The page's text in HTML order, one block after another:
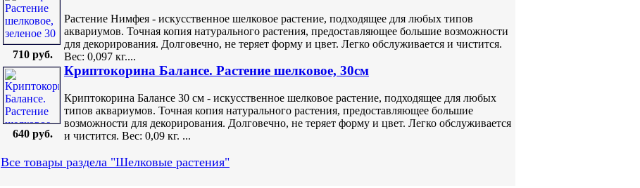
710 руб.
Растение Нимфея - искусственное шелковое растение, подходящее для любых типов
аквариумов. Точная копия натурального растения, предоставляющее большие возможности
для декорирования. Долговечно, не теряет форму и цвет. Легко обслуживается и чистится.
Вес: 0,097 кг....
640 руб.
Криптокорина Балансе. Растение шелковое, 30см
Криптокорина Балансе 30 см - искусственное шелковое растение, подходящее для любых
типов аквариумов. Точная копия натурального растения, предоставляющее большие
возможности для декорирования. Долговечно, не теряет форму и цвет. Легко обслуживается
и чистится. Вес: 0,09 кг. ...
Все товары раздела "Шелковые растения"